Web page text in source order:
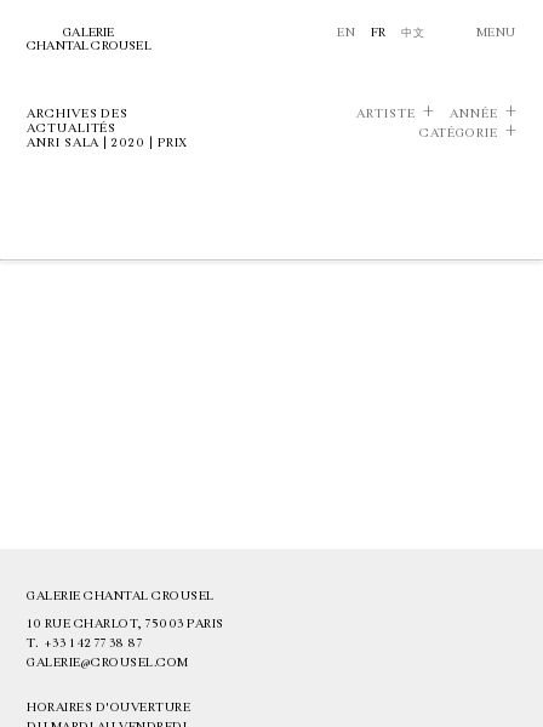
GALERIE
CHANTAL CROUSEL
EN FR 中文 MENU
ARCHIVES DES
ACTUALITÉS
ANRI SALA | 2020 | PRIX
ARTISTE
ANNÉE
CATÉGORIE
GALERIE CHANTAL CROUSEL
10 RUE CHARLOT, 75003 PARIS
T. +33 1 42 77 38 87
GALERIE@CROUSEL.COM
HORAIRES D'OUVERTURE